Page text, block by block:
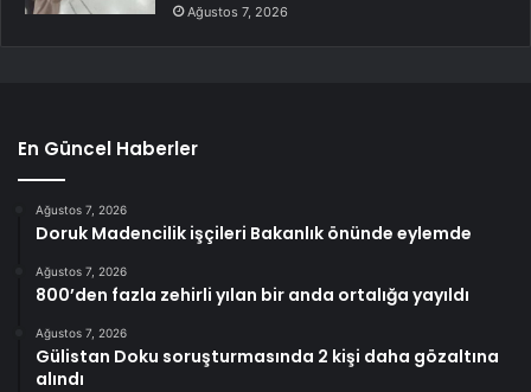
Ağustos 7, 2026
En Güncel Haberler
Ağustos 7, 2026
Doruk Madencilik işçileri Bakanlık önünde eylemde
Ağustos 7, 2026
800’den fazla zehirli yılan bir anda ortalığa yayıldı
Ağustos 7, 2026
Gülistan Doku soruşturmasında 2 kişi daha gözaltına
alındı